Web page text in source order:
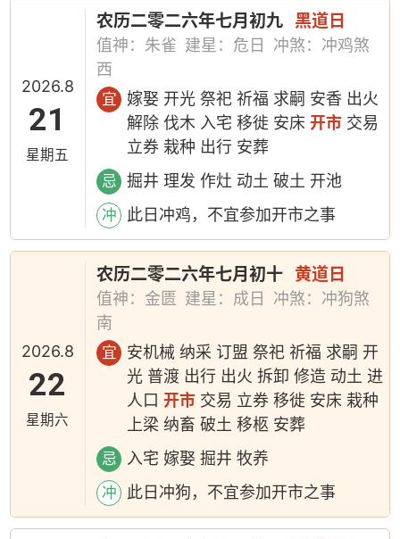
2026.8
21
星期五
农历二零二六年七月初九 黑道日
值神：朱雀 建星：危日
冲煞：冲鸡煞
西
宜
嫁娶 开光 祭祀 祈福 求嗣 安香 出火
解除 伐木 入宅 移徙 安床开市 交易
立券 栽种 出行 安葬
忌 掘井 理发 作灶 动土 破土 开池
冲 此日冲鸡，不宜参加开市之事
2026.8
22
星期六
农历二零二六年七月初十 黄道日
值神：金匮 建星：成日
冲煞：冲狗煞
南
宜
安机械 纳采 订盟 祭祀 祈福 求嗣 开
光 普渡 出行 出火 拆卸 修造 动土 进
人口开市 交易 立券 移徙 安床 栽种
上梁 纳畜 破土 移柩 安葬
忌 入宅 嫁娶 掘井 牧养
冲 此日冲狗，不宜参加开市之事